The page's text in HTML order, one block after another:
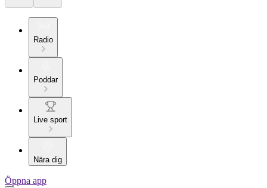
Radio
Poddar
Live sport
Nära dig
Öppna app